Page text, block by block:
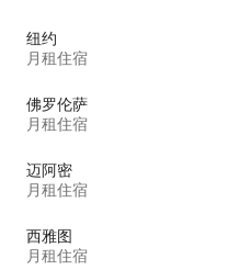
纽约
月租住宿
佛罗伦萨
月租住宿
迈阿密
月租住宿
西雅图
月租住宿